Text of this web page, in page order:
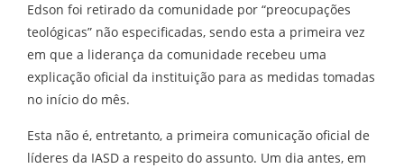
Edson foi retirado da comunidade por “preocupações
teológicas” não especificadas, sendo esta a primeira vez
em que a liderança da comunidade recebeu uma
explicação oficial da instituição para as medidas tomadas
no início do mês.
Esta não é, entretanto, a primeira comunicação oficial de
líderes da IASD a respeito do assunto. Um dia antes, em